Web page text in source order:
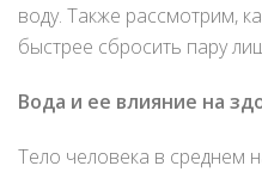
воду. Также рассмотрим,
быстрее сбросить пару
Вода и ее влияние на
Тело человека в среднем